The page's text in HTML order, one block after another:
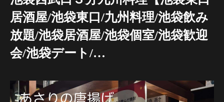
居酒屋/池袋東口/九州料理/池袋飲み
放題/池袋居酒屋/池袋個室/池袋歓迎
会/池袋デート/…